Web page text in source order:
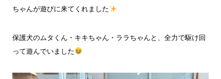
ちゃんが遊びに来てくれました
保護犬のムタくん・キキちゃん・ララちゃんと、全力で駆け回
って遊んでいました